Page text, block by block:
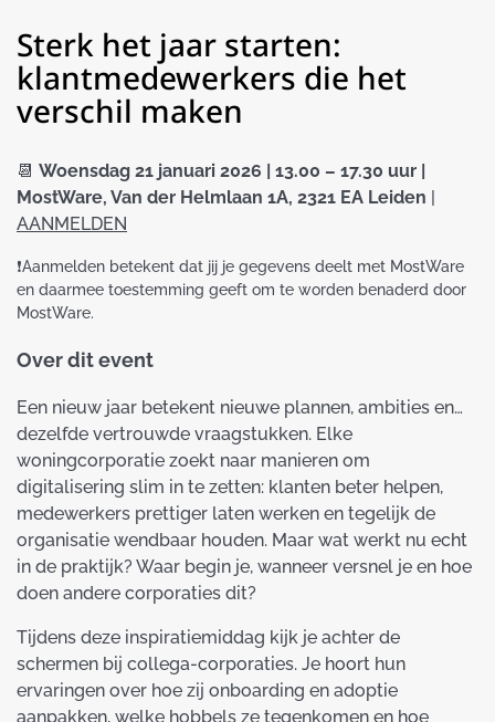
Sterk het jaar starten:
klantmedewerkers die het
verschil maken
📆 Woensdag 21 januari 2026 | 13.00 – 17.30 uur |
MostWare, Van der Helmlaan 1A, 2321 EA Leiden
AANMELDEN
❗️Aanmelden betekent dat jij je gegevens deelt met MostWare
en daarmee toestemming geeft om te worden benaderd door
MostWare.
Over dit event
Een nieuw jaar betekent nieuwe plannen, ambities en…
dezelfde vertrouwde vraagstukken. Elke
woningcorporatie zoekt naar manieren om
digitalisering slim in te zetten: klanten beter helpen,
medewerkers prettiger laten werken en tegelijk de
organisatie wendbaar houden. Maar wat werkt nu echt
in de praktijk? Waar begin je, wanneer versnel je en hoe
doen andere corporaties dit?
Tijdens deze inspiratiemiddag kijk je achter de
schermen bij collega-corporaties. Je hoort hun
ervaringen over hoe zij onboarding en adoptie
aanpakken, welke hobbels ze tegenkomen en hoe